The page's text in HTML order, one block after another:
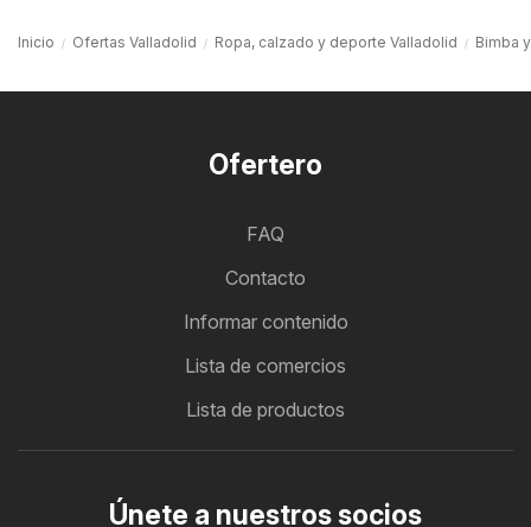
Inicio Ofertas Valladolid Ropa, calzado y deporte Valladolid Bimba
Ofertero
FAQ
Contacto
Informar contenido
Lista de comercios
Lista de productos
Únete a nuestros socios